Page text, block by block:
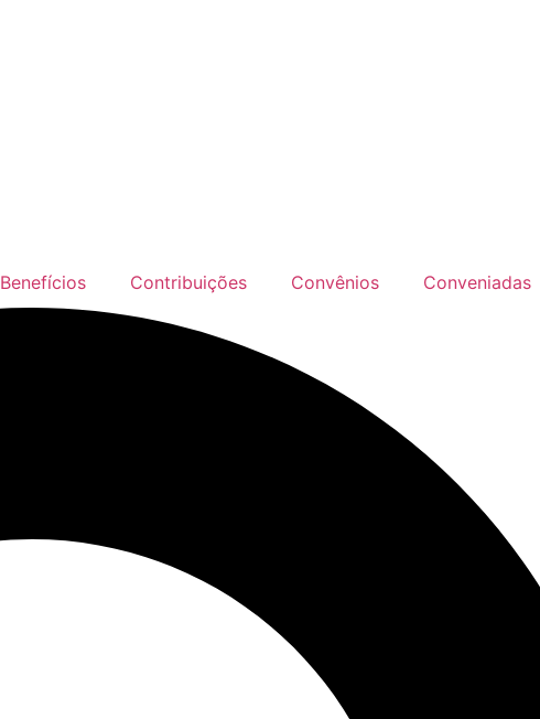
Benefícios Contribuições Convênios Conveniadas